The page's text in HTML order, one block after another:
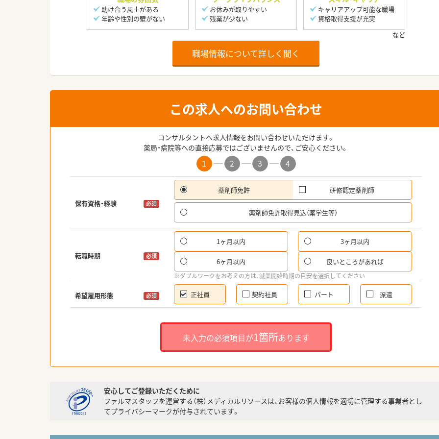
助け合う風土がある
年齢や性別の壁がない
お休みが取りやすい
残業が少ない
キャリアアップ可能な職場
資格取得支援が充実
職場情報について詳しく聞く
この求人へのお問い合わせ
コンサルタントへ求人情報をお問い合わせいただけます。
薬局・病院等への直接応募ではございませんので、ご安心ください。
1 2 3 4
保有資格・経験 必須
薬剤師免許 研修認定薬剤師
薬剤師免許取得見込（薬学生等）
転職時期 必須
1ヶ月以内 3ヶ月以内
6ヶ月以内 良いところがあれば
※ダブルワークをお考えの方は、就業開始時期の目安を選択してください
希望雇用形態 必須 正社員 契約社員 パート 派遣
未入力の必須項目が1箇所あります
安心してご登録いただくために
ファルマスタッフを運営する（株）メディカルリソースは、お客様の個人情報を適切に管理する事業者とし
てプライバシーマークが付与されています。